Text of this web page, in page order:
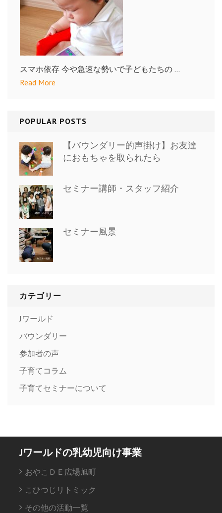
スマホ依存 今や急速な勢いで子どもたちの …
Read More
POPULAR POSTS
【バウンダリー的声掛け】お友達
におもちゃを取られたら
セミナー講師・スタッフ紹介
セミナー風景
カテゴリー
Jワールド
バウンダリー
参加者の声
子育てコラム
子育てセミナーについて
Jワールドの乳幼児向け事業
おやこＤＥ広場旭町
こひつじリトミック
その他の活動一覧